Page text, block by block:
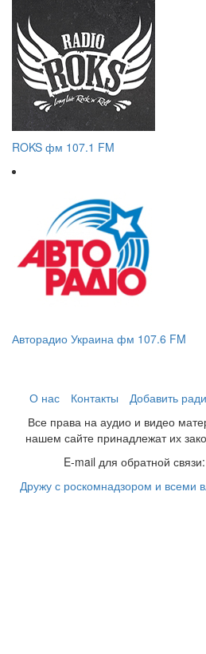
ROKS фм 107.1 FM
Авторадио Украина фм 107.6 FM
О нас Контакты Добавить
Все права на аудио и видео
нашем сайте принадлежат их
E-mail для обратной
Дружу с роскомнадзором и всеми